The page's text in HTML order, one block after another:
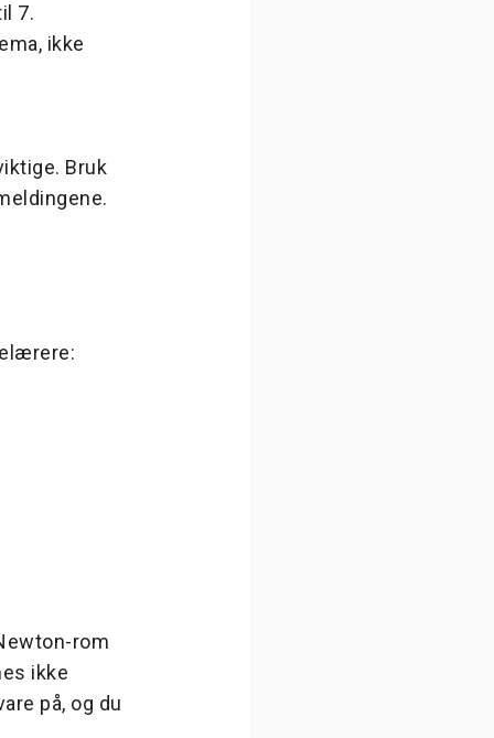
7.
ikke
Bruk
rom
ikke
på, og du